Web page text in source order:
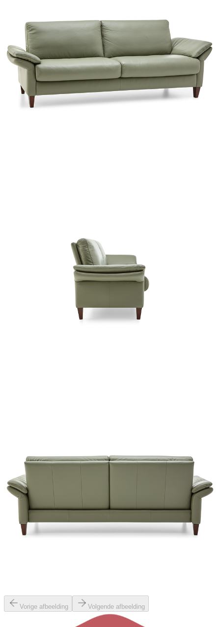
Vorige afbeelding Volgende afbeelding